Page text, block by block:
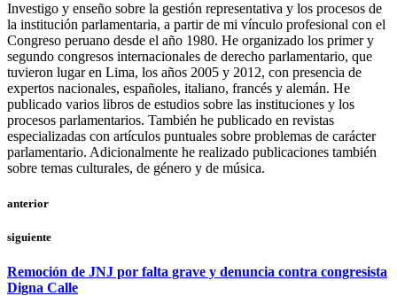
Investigo y enseño sobre la gestión representativa y los procesos de
la institución parlamentaria, a partir de mi vínculo profesional con el
Congreso peruano desde el año 1980. He organizado los primer y
segundo congresos internacionales de derecho parlamentario, que
tuvieron lugar en Lima, los años 2005 y 2012, con presencia de
expertos nacionales, españoles, italiano, francés y alemán. He
publicado varios libros de estudios sobre las instituciones y los
procesos parlamentarios. También he publicado en revistas
especializadas con artículos puntuales sobre problemas de carácter
parlamentario. Adicionalmente he realizado publicaciones también
sobre temas culturales, de género y de música.
anterior
siguiente
Remoción de JNJ por falta grave y denuncia contra congresista
Digna Calle